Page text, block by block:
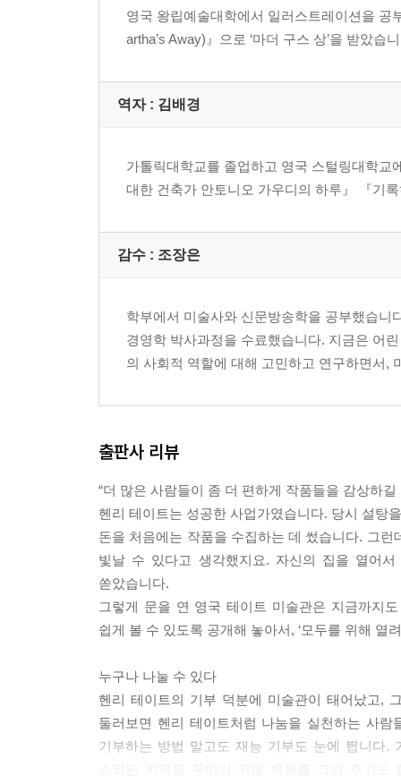
영국 왕립예술대학에서 일러스트레이션을 공
artha’s Away)』으로 ‘마더 구스 상’을 받았
역자 : 김배경
가톨릭대학교를 졸업하고 영국 스털링대학
대한 건축가 안토니오 가우디의 하루』 『기
감수 : 조장은
학부에서 미술사와 신문방송학을 공부했습
경영학 박사과정을 수료했습니다. 지금은 어
의 사회적 역할에 대해 고민하고 연구하면서,
출판사 리뷰
“더 많은 사람들이 좀 더 편하게 작품들을 감상하길
헨리 테이트는 성공한 사업가였습니다. 당시 설탕
돈을 처음에는 작품을 수집하는 데 썼습니다. 그
빛날 수 있다고 생각했지요. 자신의 집을 열어
쏟았습니다.
그렇게 문을 연 영국 테이트 미술관은 지금까지
쉽게 볼 수 있도록 공개해 놓아서, ‘모두를 위해 열
누구나 나눌 수 있다
헨리 테이트의 기부 덕분에 미술관이 태어났고,
둘러보면 헨리 테이트처럼 나눔을 실천하는 사
기부하는 방법 말고도 재능 기부도 눈에 띕니다.